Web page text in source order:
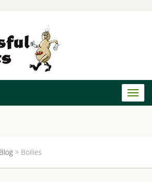
Blog > Boilies